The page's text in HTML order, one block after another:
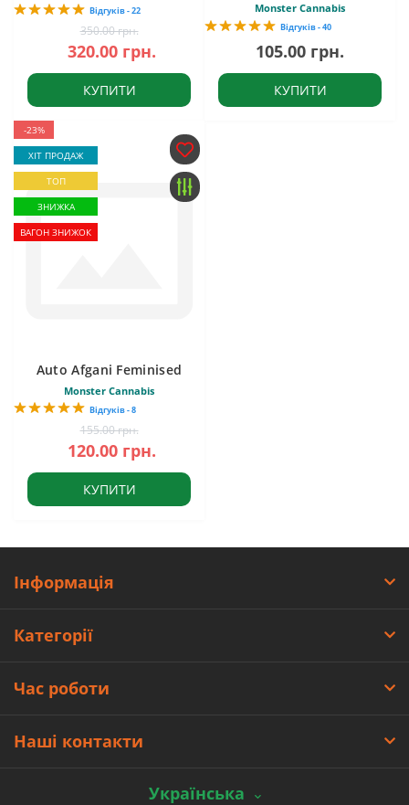
Відгуків - 22
350.00 грн.
320.00 грн.
КУПИТИ
Monster Cannabis
Відгуків - 40
105.00 грн.
КУПИТИ
-23%
ХІТ ПРОДАЖ
ТОП
ЗНИЖКА
ВАГОН ЗНИЖОК
Auto Afgani Feminised
Monster Cannabis
Відгуків - 8
155.00 грн.
120.00 грн.
КУПИТИ
Інформація
Категорії
Час роботи
Наші контакти
Українська